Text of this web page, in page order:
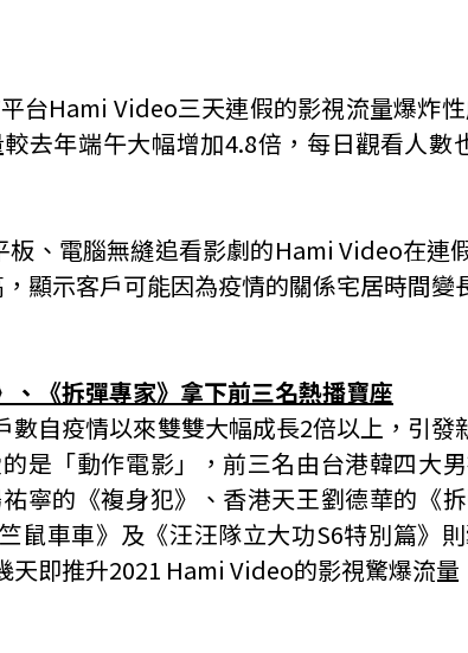
平台Hami Video三天連假的影視流量爆炸性
去年端午大幅增加4.8倍，每日觀看人數
、電腦無縫追看影劇的Hami Video在連
顯示客戶可能因為疫情的關係宅居時間
《拆彈專家》拿下前三名熱播寶座
數自疫情以來雙雙大幅成長2倍以上，引發
是「動作電影」，前三名由台港韓四大
寧的《複身犯》、香港天王劉德華的《
鼠車車》及《汪汪隊立大功S6特別篇》
天即推升2021 Hami Video的影視驚爆流量